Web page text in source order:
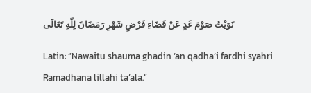
نَوَيْتُ صَوْمَ غَدٍ عَنْ قَضَاءِ فَرْضِ شَهْرِ رَمَضَانَ لِلّٰهِ تَعَالَى
Latin: “Nawaitu shauma ghadin ‘an qadha’i fardhi syahri
Ramadhana lillahi ta’ala.”